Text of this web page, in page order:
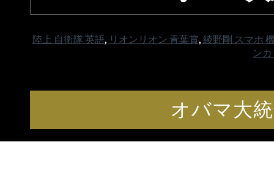
陸上 自衛隊 英語, リオンリオン 青葉賞, 綾野剛 スマホ
ン
オバマ大